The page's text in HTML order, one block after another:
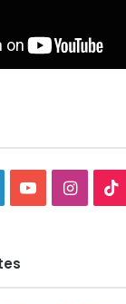
YouTube